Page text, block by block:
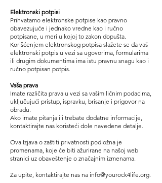
Elektronski potpisi
Prihvatamo elektronske potpise kao pravno
obavezujuće i jednako vredne kao i ručno
potpisane, u meri u kojoj to zakon dopušta.
Korišćenjem elektronskog potpisa slažete se da vaš
elektronski potpis u vezi sa ugovorima, formularima
ili drugim dokumentima ima istu pravnu snagu kao i
ručno potpisan potpis.
Vaša prava
Imate različita prava u vezi sa vašim ličnim podacima,
uključujući pristup, ispravku, brisanje i prigovor na
obradu.
Ako imate pitanja ili trebate dodatne informacije,
kontaktirajte nas koristeći dole navedene detalje.
Ova Izjava o zaštiti privatnosti podložna je
promenama, koje će biti ažurirane na našoj web
stranici uz obaveštenje o značajnim izmenama.
Za upite, kontaktirajte nas na info@yourock4life.org.